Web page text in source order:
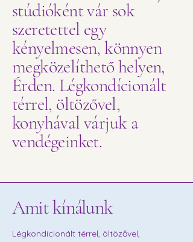
stúdióként vár sok
szeretettel egy
kényelmesen, könnyen
megközelíthető helyen,
Érden. Légkondícionált
térrel, öltözővel,
konyhával várjuk a
vendégeinket.
Amit kínálunk
Légkondícionált térrel, öltözővel,